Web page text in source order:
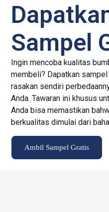
Sampel
Ingin mencoba kualitas
membeli? Dapatkan
rasakan sendiri
Anda. Tawaran ini khusus
Anda bisa memastikan
berkualitas dimulai dari
Ambil Sampel Gratis